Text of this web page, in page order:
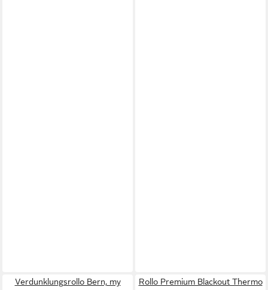
Verdunklungsrollo Bern, my
Rollo Premium Blackout Thermo